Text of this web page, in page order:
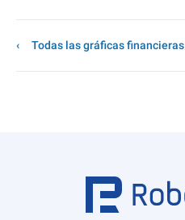
Todas las gráficas financieras